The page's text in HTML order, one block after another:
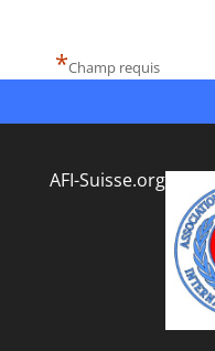
*Champ requis
AFI-Suisse.org